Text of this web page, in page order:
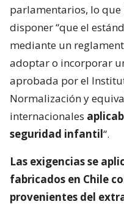
parlamentarios, lo que
disponer “que el
mediante un
adoptar o incorporar
aprobada por el
Normalización y
internacionales
seguridad infantil“.
Las exigencias se
fabricados en Chile
provenientes del